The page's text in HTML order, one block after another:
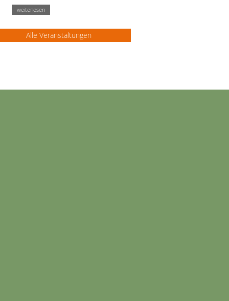
weiterlesen
Alle Veranstaltungen